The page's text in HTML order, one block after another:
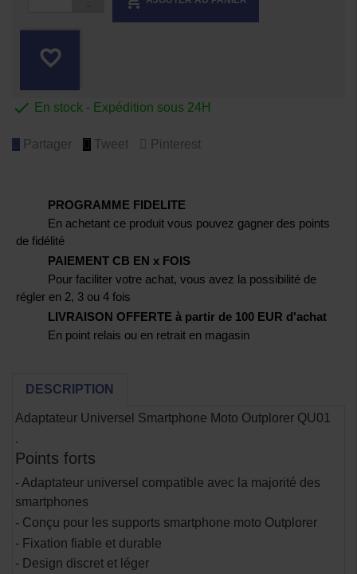
favorite_border
 En stock - Expédition sous 24H
Partager Tweet Pinterest
PROGRAMME FIDELITE
En achetant ce produit vous pouvez gagner des points
de fidélité
PAIEMENT CB EN x FOIS
Pour faciliter votre achat, vous avez la possibilité de
régler en 2, 3 ou 4 fois
LIVRAISON OFFERTE à partir de 100 EUR d'achat
En point relais ou en retrait en magasin
DESCRIPTION
Adaptateur Universel Smartphone Moto Outplorer QU01
.
Points forts
- Adaptateur universel compatible avec la majorité des
smartphones
- Conçu pour les supports smartphone moto Outplorer
- Fixation fiable et durable
- Design discret et léger